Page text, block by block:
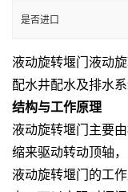
是否进口
液动旋转堰门液动
配水井配水及排水
结构与工作原理
液动旋转堰门主要
缩来驱动转动顶轴
液动旋转堰门的工